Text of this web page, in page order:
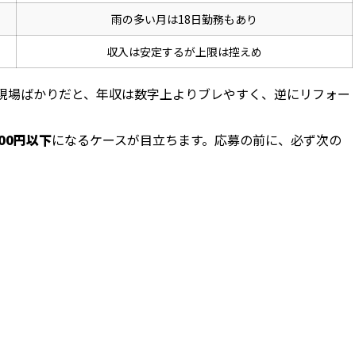
雨の多い月は18日勤務もあり
収入は安定するが上限は控えめ
場ばかりだと、年収は数字上よりブレやすく、逆にリフォー
円以下になるケースが目立ちます。応募の前に、必ず次の